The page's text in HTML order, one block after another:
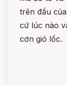
trên đầu
cứ lúc nào
cơn gió lốc.